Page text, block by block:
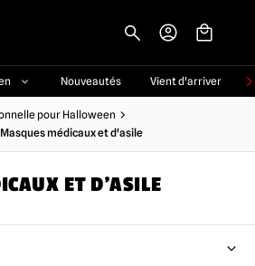
Nouveautés Vient d'arriver
pour Halloween
Masques médicaux et d'asile
ET D'ASILE